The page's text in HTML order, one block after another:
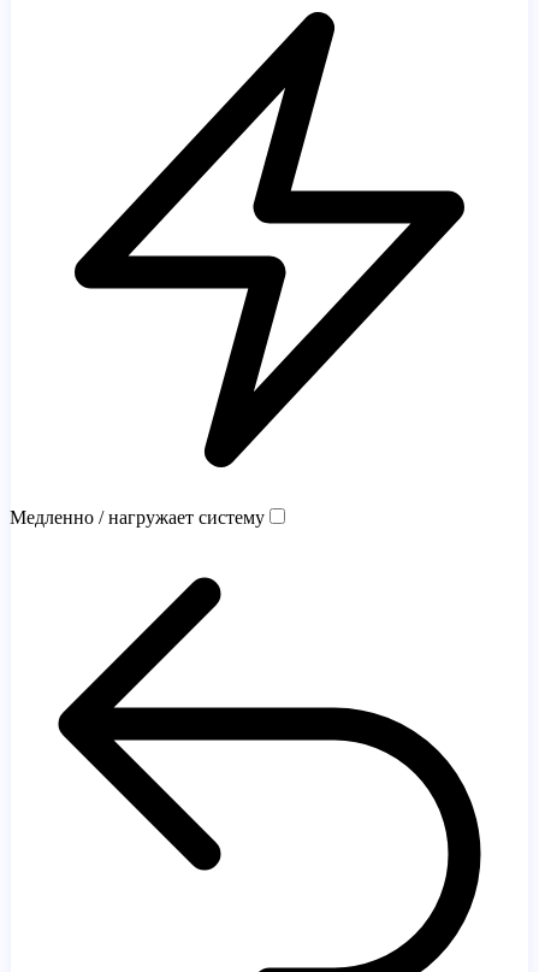
Медленно / нагружает систему